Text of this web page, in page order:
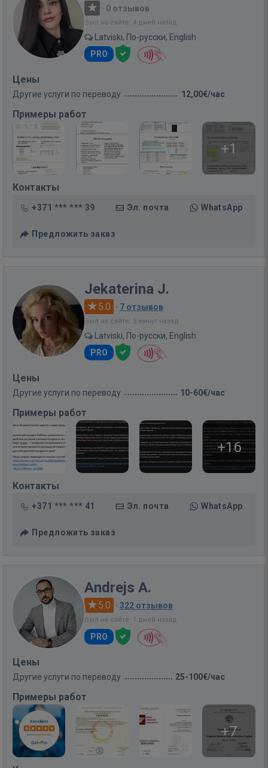
· 0 отзывов
Был на сайте: 4 дней назад
Latviski, По-русски, English
PRO
Цены
Другие услуги по переводу 12,00€/час
Примеры работ
+1
Контакты
+371 *** *** 39 Эл. почта WhatsApp
Предложить заказ
Jekaterina J.
5.0 · 7 отзывов
Был на сайте: 5 минут назад
Latviski, По-русски, English
PRO
Цены
Другие услуги по переводу 10-60€/час
Примеры работ
+16
Контакты
+371 *** *** 41 Эл. почта WhatsApp
Предложить заказ
Andrejs A.
5.0 · 322 отзывов
Был на сайте: 1 дней назад
PRO
Цены
Другие услуги по переводу 25-100€/час
Примеры работ
+7